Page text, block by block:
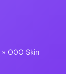
» ООО Skin